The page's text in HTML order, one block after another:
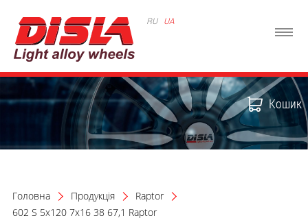
RU UA
Кошик
Головна Продукція
Raptor
602 S 5x120 7x16 38 67,1 Raptor